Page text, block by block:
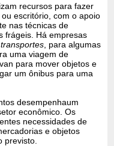
recursos para fazer
escritório, com o apoio
nas técnicas de
frágeis. Há empresas
, para algumas
uma viagem de
para mover objetos e
um ônibus para uma
desempenhaum
econômico. Os
necessidades de
e objetos
previsto.